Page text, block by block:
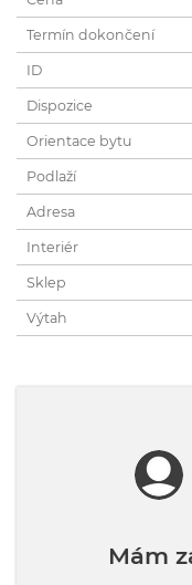
Termín dokončení
ID
Dispozice
Orientace bytu
Podlaží
Adresa
Interiér
Sklep
Výtah
Mám